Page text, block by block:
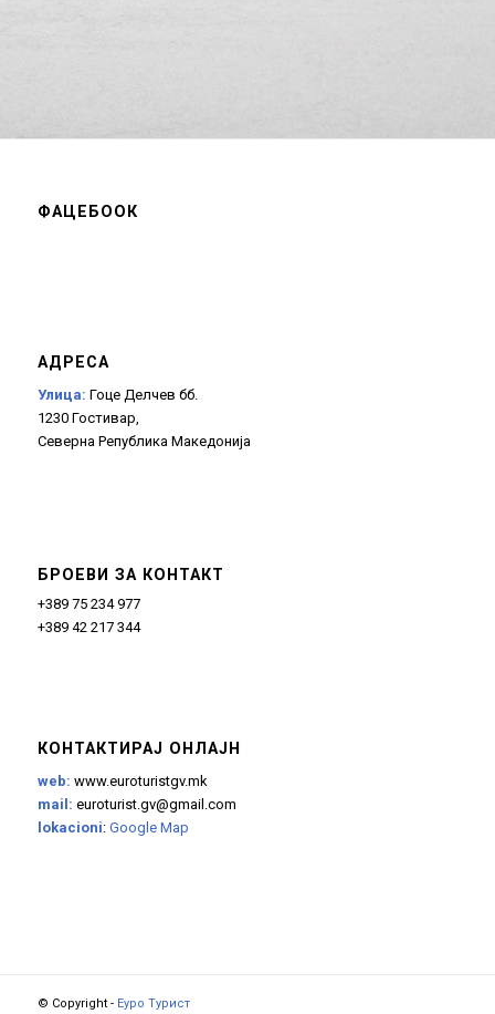
ФАЦЕБООК
АДРЕСА
Улица: Гоце Делчев бб.
1230 Гостивар,
Северна Република Македонија
БРОЕВИ ЗА КОНТАКТ
+389 75 234 977
+389 42 217 344
КОНТАКТИРАЈ ОНЛАЈН
web: www.euroturistgv.mk
mail: euroturist.gv@gmail.com
lokacioni: Google Map
© Copyright - Еуро Турист